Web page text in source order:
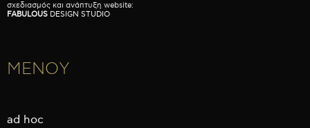
σχεδιασμός και ανάπτυξη website:
FABULOUS DESIGN STUDIO
ΜΕΝΟΥ
ad hoc